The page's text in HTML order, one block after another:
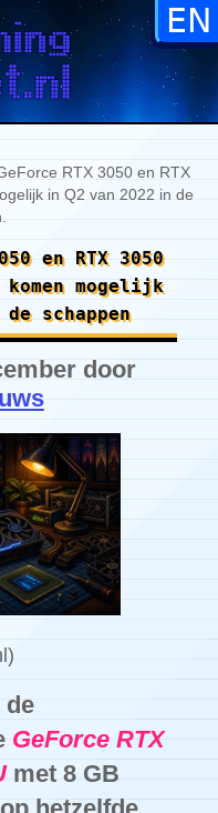
RTX 3050 en RTX
in Q2 van 2022 in de
en RTX 3050
mogelijk
schappen
door
de
GeForce RTX
met 8 GB